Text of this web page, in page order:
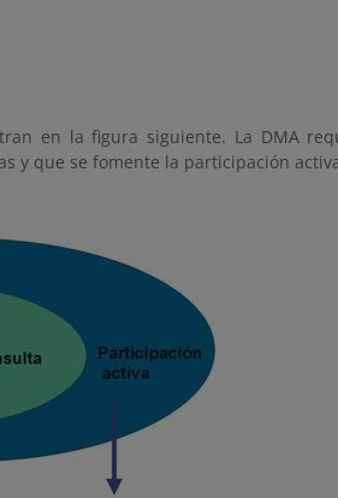
en la figura siguiente. La DMA
y que se fomente la participación